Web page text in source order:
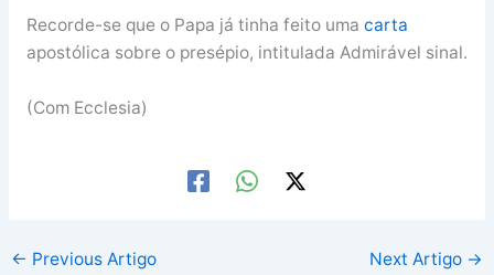
Recorde-se que o Papa já tinha feito uma carta
apostólica sobre o presépio, intitulada Admirável sinal.
(Com Ecclesia)
← Previous Artigo Next Artigo →